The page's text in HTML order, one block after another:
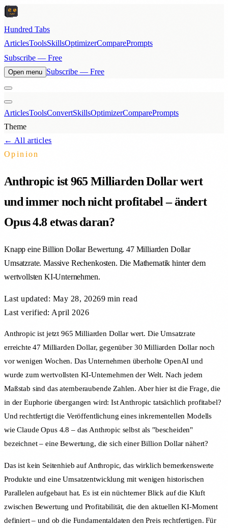
Hundred Tabs
ArticlesToolsSkillsOptimizerComparePrompts
Subscribe — Free
Open menu Subscribe — Free
ArticlesToolsConvertSkillsOptimizerComparePrompts
Theme
← All articles
Opinion
Anthropic ist 965 Milliarden Dollar wert
und immer noch nicht profitabel – ändert
Opus 4.8 etwas daran?
Knapp eine Billion Dollar Bewertung. 47 Milliarden Dollar
Umsatzrate. Massive Rechenkosten. Die Mathematik hinter dem
wertvollsten KI-Unternehmen.
Last updated: May 28, 20269 min read
Last verified: April 2026
Anthropic ist jetzt 965 Milliarden Dollar wert. Die Umsatzrate
erreichte 47 Milliarden Dollar, gegenüber 30 Milliarden Dollar noch
vor wenigen Wochen. Das Unternehmen überholte OpenAI und
wurde zum wertvollsten KI-Unternehmen der Welt. Nach jedem
Maßstab sind das atemberaubende Zahlen. Aber hier ist die Frage, die
in der Euphorie übergangen wird: Ist Anthropic tatsächlich profitabel?
Und rechtfertigt die Veröffentlichung eines inkrementellen Modells
wie Claude Opus 4.8 – das Anthropic selbst als "bescheiden"
bezeichnet – eine Bewertung, die sich einer Billion Dollar nähert?
Das ist kein Seitenhieb auf Anthropic, das wirklich bemerkenswerte
Produkte und eine Umsatzentwicklung mit wenigen historischen
Parallelen aufgebaut hat. Es ist ein nüchterner Blick auf die Kluft
zwischen Bewertung und Profitabilität, die den aktuellen KI-Moment
definiert – und ob die Fundamentaldaten den Preis rechtfertigen. Für